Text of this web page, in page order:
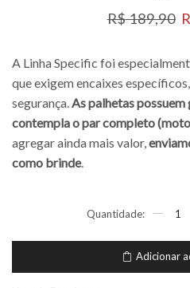
R$189,90
A Linha Specific foi
que exigem encaixes
segurança.As palhetas
contempla o par completo
agregar ainda mais valor,
como brinde.
Adicionar